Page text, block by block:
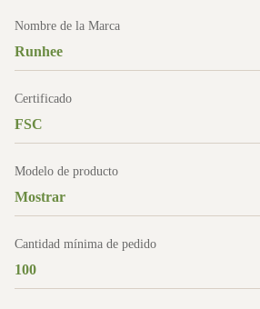
Nombre de la Marca
Runhee
Certificado
FSC
Modelo de producto
Mostrar
Cantidad mínima de pedido
100